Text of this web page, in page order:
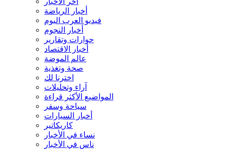
أخبار الرياضة
فيديو العرب اليوم
أخبار النجوم
حوارات وتقارير
أخبار الاقتصاد
عالم الموضة
صحة وتغذية
اخترنا لك
آراء وتحليلات
المواضيع الأكثر قراءة
سياحة وسفر
أخبار السيارات
كاريكاتير
نساء في الأخبار
ناس في الأخبار